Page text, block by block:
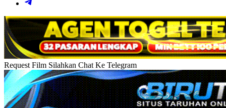
Request Film Silahkan Chat Ke Telegram